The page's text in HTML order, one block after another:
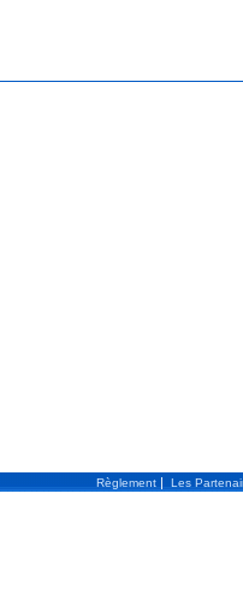
Règlement | Les